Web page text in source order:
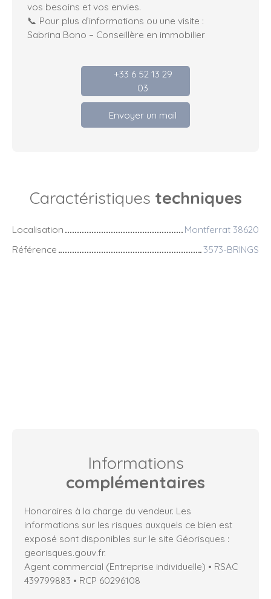
vos besoins et vos envies.
📞 Pour plus d’informations ou une visite :
Sabrina Bono – Conseillère en immobilier
+33 6 52 13 29
03
Envoyer un mail
Caractéristiques techniques
Localisation
Montferrat 38620
Référence
3573-BRINGS
Informations
complémentaires
Honoraires à la charge du vendeur. Les
informations sur les risques auxquels ce bien est
exposé sont disponibles sur le site Géorisques :
georisques.gouv.fr.
Agent commercial (Entreprise individuelle) • RSAC
439799883 • RCP 60296108